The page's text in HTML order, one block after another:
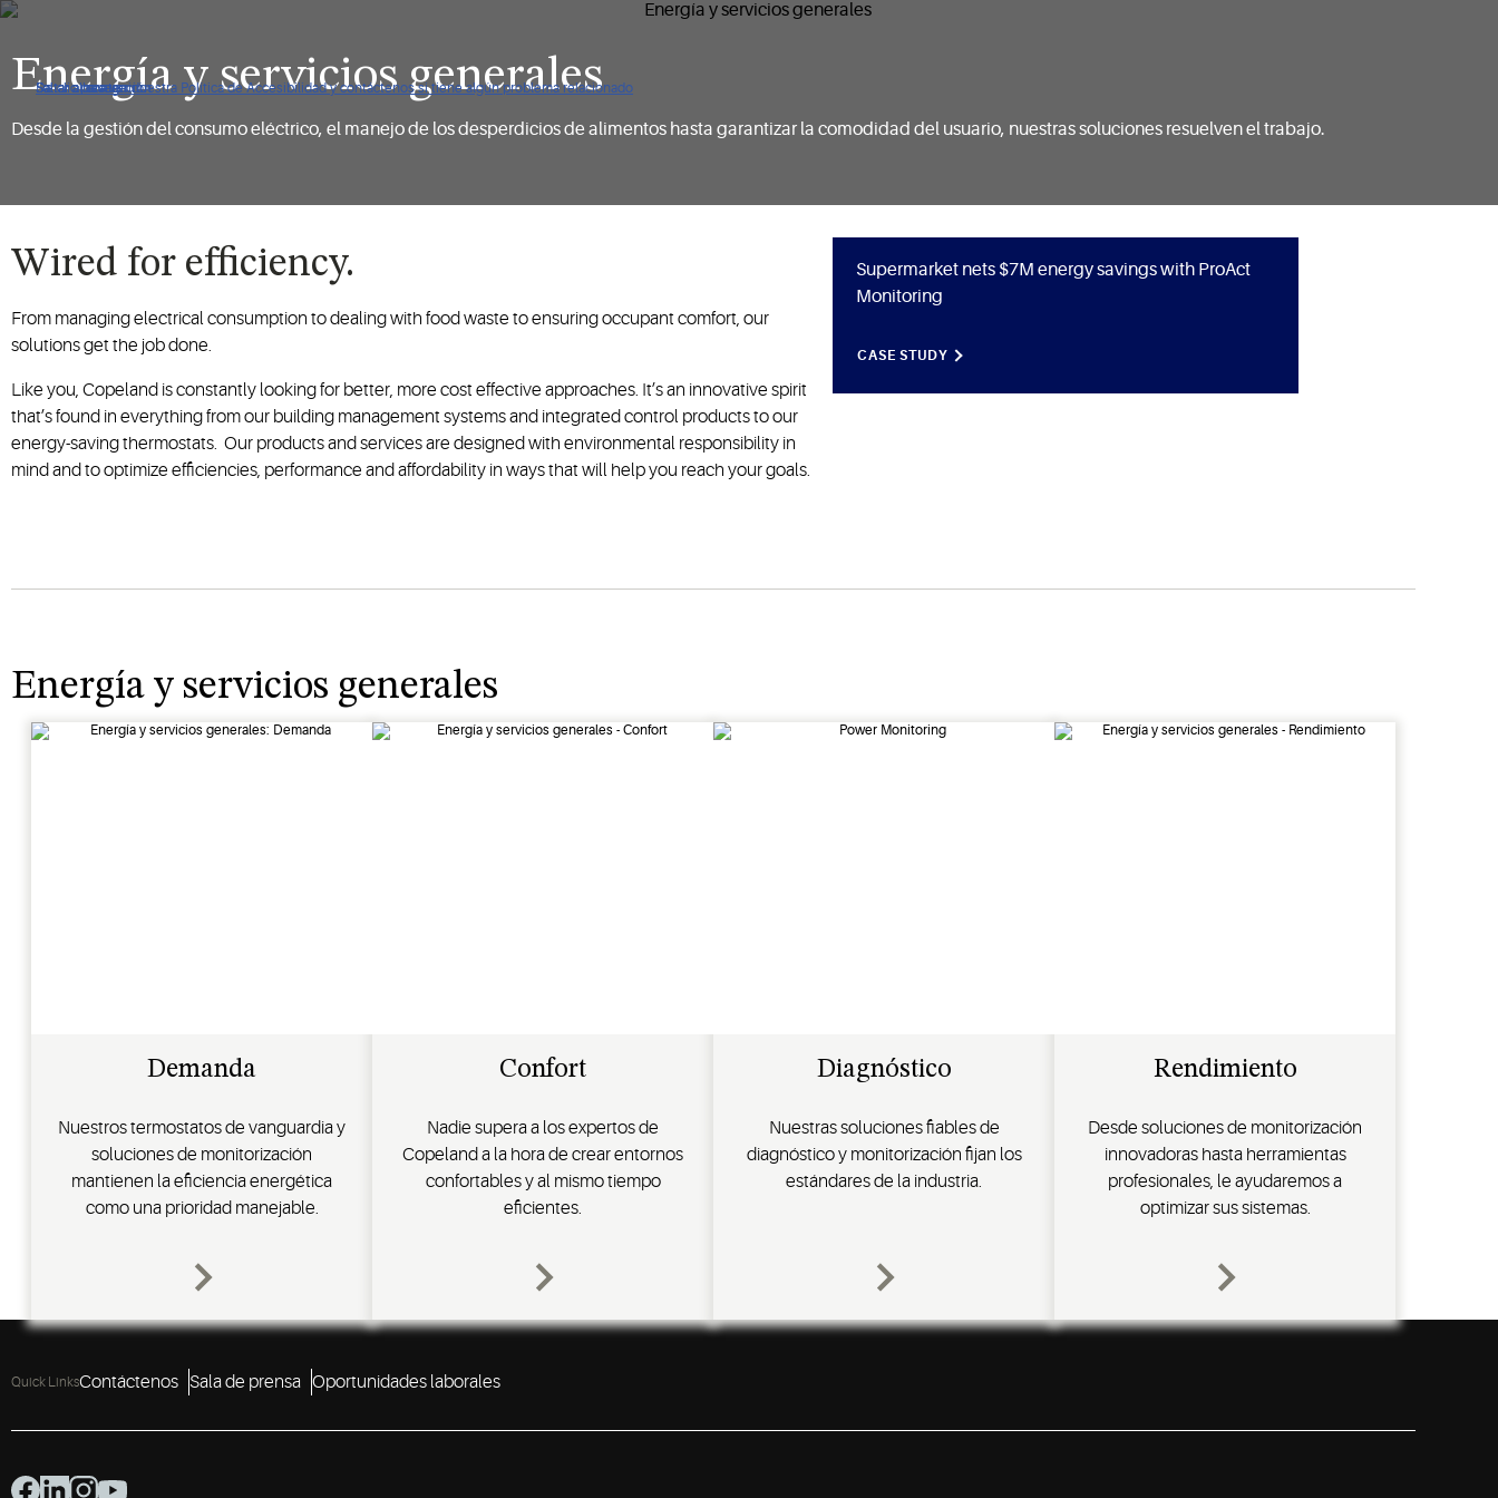
De clic para ver nuestra Política de Accesibilidad y contáctenos si tiene algún problema relacionado
Saltar a navegación
Saltar al contenido
Saltar a buscar
Energía y servicios generales
Desde la gestión del consumo eléctrico, el manejo de los desperdicios de alimentos hasta garantizar la comodidad del usuario, nuestras soluciones resuelven el trabajo.
Wired for efficiency.
From managing electrical consumption to dealing with food waste to ensuring occupant comfort, our
solutions get the job done.
Like you, Copeland is constantly looking for better, more cost effective approaches. It’s an innovative spirit
that’s found in everything from our building management systems and integrated control products to our
energy-saving thermostats. Our products and services are designed with environmental responsibility in
mind and to optimize efficiencies, performance and affordability in ways that will help you reach your goals.
Supermarket nets $7M energy savings with ProAct
Monitoring
CASE STUDY
Energía y servicios generales
Demanda
Nuestros termostatos de vanguardia y
soluciones de monitorización
mantienen la eficiencia energética
como una prioridad manejable.
Confort
Nadie supera a los expertos de
Copeland a la hora de crear entornos
confortables y al mismo tiempo
eficientes.
Diagnóstico
Nuestras soluciones fiables de
diagnóstico y monitorización fijan los
estándares de la industria.
Rendimiento
Desde soluciones de monitorización
innovadoras hasta herramientas
profesionales, le ayudaremos a
optimizar sus sistemas.
Quick LinksContáctenos Sala de prensa Oportunidades laborales